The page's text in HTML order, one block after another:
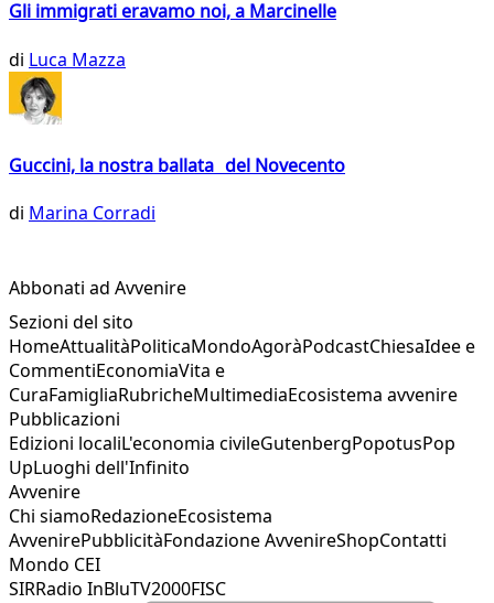
Gli immigrati eravamo noi, a Marcinelle
di Luca Mazza
Guccini, la nostra ballata del Novecento
di Marina Corradi
Abbonati ad Avvenire
Sezioni del sito
HomeAttualitàPoliticaMondoAgoràPodcastChiesaIdee e
CommentiEconomiaVita e
CuraFamigliaRubricheMultimediaEcosistema avvenire
Pubblicazioni
Edizioni localiL'economia civileGutenbergPopotusPop
UpLuoghi dell'Infinito
Avvenire
Chi siamoRedazioneEcosistema
AvvenirePubblicitàFondazione AvvenireShopContatti
Mondo CEI
SIRRadio InBluTV2000FISC